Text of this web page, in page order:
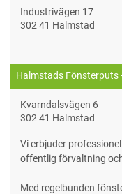
Industrivägen 17
302 41 Halmstad
Halmstads Fönsterputs
Kvarndalsvägen 6
302 41 Halmstad
Vi erbjuder
offentlig förvaltning
Med regelbunden